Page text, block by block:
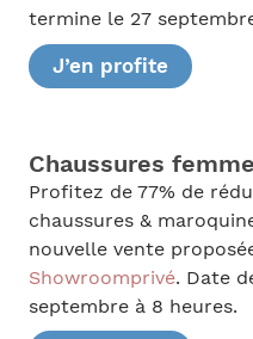
termine le 27
J’en profite
Chaussures
Profitez de 77% de
chaussures &
nouvelle vente
Showroomprivé. Date
septembre à 8 heures.